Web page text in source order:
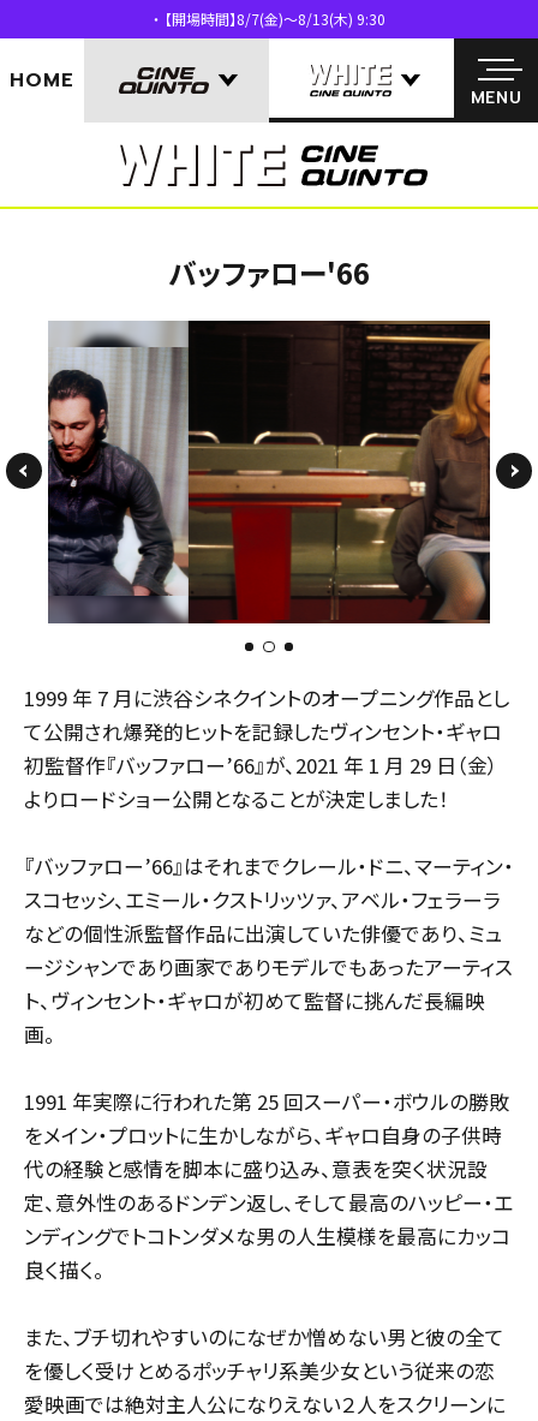
【開場時間】8/7(金)～8/13(木) 9:30
HOME
MENU
MENU
バッファロー'66
1 2
1999 年 7 月に渋谷シネクイントのオープニング作品とし
て公開され爆発的ヒットを記録したヴィンセント・ギャロ
初監督作『バッファロー’66』が、2021 年 1 月 29 日（金）
よりロードショー公開となることが決定しました！
『バッファロー’66』はそれまでクレール・ドニ、マーティン・
スコセッシ、エミール・クストリッツァ、アベル・フェラーラ
などの個性派監督作品に出演していた俳優であり、ミュ
ージシャンであり画家でありモデルでもあったアーティス
ト、ヴィンセント・ギャロが初めて監督に挑んだ長編映
画。
1991 年実際に行われた第 25 回スーパー・ボウルの勝敗
をメイン・プロットに生かしながら、ギャロ自身の子供時
代の経験と感情を脚本に盛り込み、意表を突く状況設
定、意外性のあるドンデン返し、そして最高のハッピー・エ
ンディングでトコトンダメな男の人生模様を最高にカッコ
良く描く。
また、ブチ切れやすいのになぜか憎めない男と彼の全て
を優しく受けとめるポッチャリ系美少女という従来の恋
愛映画では絶対主人公になりえない２人をスクリーンに